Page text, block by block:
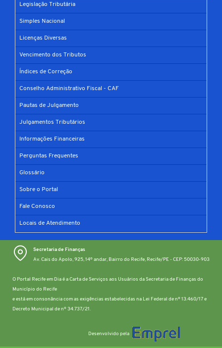
Legislação Tributária
Simples Nacional
Licenças Diversas
Vencimento dos Tributos
Índices de Correção
Conselho Administrativo Fiscal - CAF
Pautas de Julgamento
Julgamentos Tributários
Informações Financeiras
Perguntas Frequentes
Glossário
Sobre o Portal
Fale Conosco
Locais de Atendimento
Secretaria de Finanças
Av. Cais do Apolo, 925, 14º andar, Bairro do Recife, Recife/PE - CEP: 50030-903
O Portal Recife em Dia é a Carta de Serviços aos Usuários da Secretaria de Finanças do
Município do Recife
e está em consonância com as exigências estabelecidas na Lei Federal de nº 13.460/17 e
Decreto Municipal de nº 34.737/21.
Desenvolvido pela